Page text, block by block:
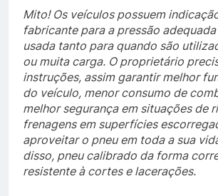
Mito! Os veículos possuem
fabricante para a pressão
usada tanto para quando são
ou muita carga. O proprietário
instruções, assim garantir melhor
do veículo, menor consumo de
melhor segurança em situações de
frenagens em superfícies
aproveitar o pneu em toda a sua
disso, pneu calibrado da forma
resistente à cortes e lacerações.